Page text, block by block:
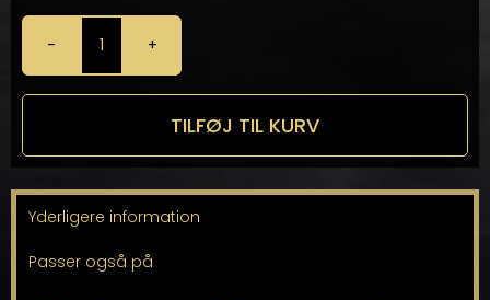
KW
-
Gevindundervogn
MK4
antal
TILFØJ TIL KURV
Yderligere information
Passer også på